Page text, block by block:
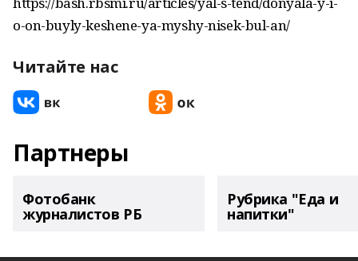
o-on-buyly-keshene-ya-myshy-nisek-bul-an/
Читайте нас
Партнеры
Фотобанк
журналистов РБ
Рубрика "Еда и
напитки"